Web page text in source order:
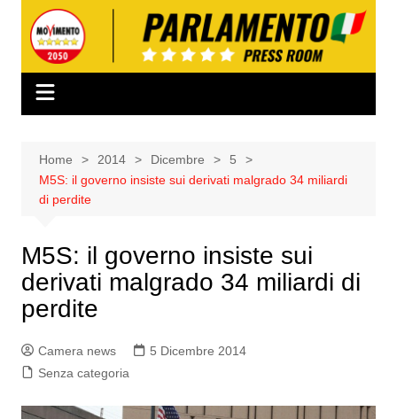
contenuto
Home 2014 Dicembre
5
M5S: il governo insiste sui derivati malgrado 34 miliardi
di perdite
M5S: il governo insiste sui
derivati malgrado 34 miliardi di
perdite
Camera news
5 Dicembre 2014
Senza categoria